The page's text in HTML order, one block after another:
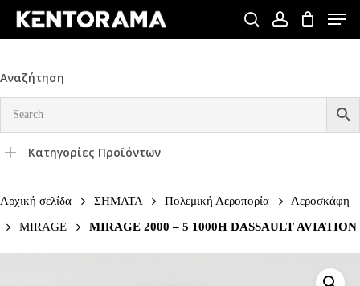
Skip
content
searchaccount
Menu
Αναζήτηση
Κατηγορίες Προϊόντων
Αρχική σελίδα ΣΗΜΑΤΑ Πολεμική Αεροπορία
Αεροσκάφη
MIRAGE
MIRAGE 2000 – 5 1000H DASSAULT AVIATION